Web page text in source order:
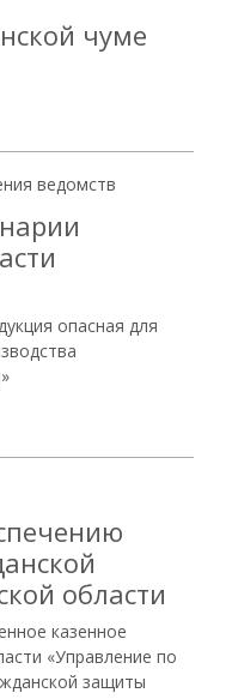
чуме
ведомств
опасная для
области
казенное
«Управление по
защиты